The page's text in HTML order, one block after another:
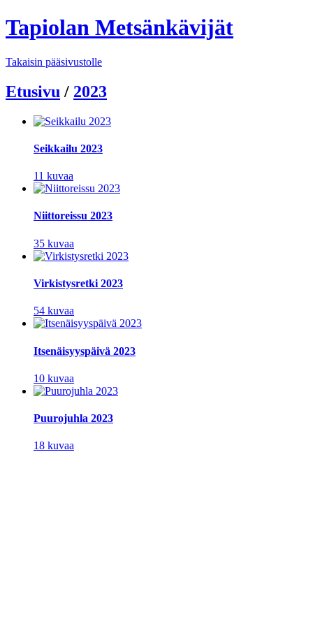
Tapiolan Metsänkävijät
Takaisin pääsivustolle
Etusivu / 2023
Seikkailu 2023
11 kuvaa
Niittoreissu 2023
35 kuvaa
Virkistysretki 2023
54 kuvaa
Itsenäisyyspäivä 2023
10 kuvaa
Puurojuhla 2023
18 kuvaa